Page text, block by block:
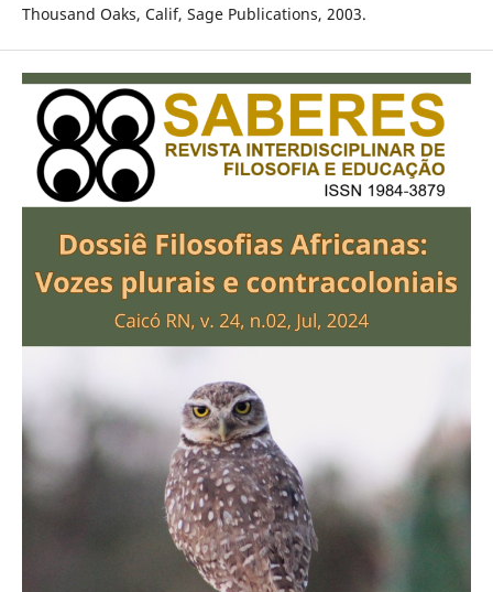
Thousand Oaks, Calif, Sage Publications, 2003.